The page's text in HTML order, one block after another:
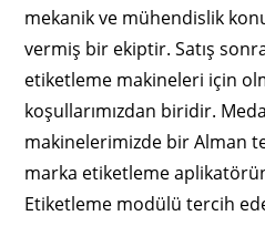
mekanik ve mühendislik
vermiş bir ekiptir. Satış
etiketleme makineleri için
koşullarımızdan biridir.
makinelerimizde bir Alman
marka etiketleme
Etiketleme modülü tercih